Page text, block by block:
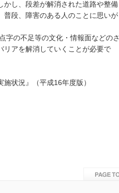
かし、段差が解消された道路や整備
普段、障害のある人のことに思いが
の不足等の文化・情報面などのさ
リアを解消していくことが必要で
状況』（平成16年度版）